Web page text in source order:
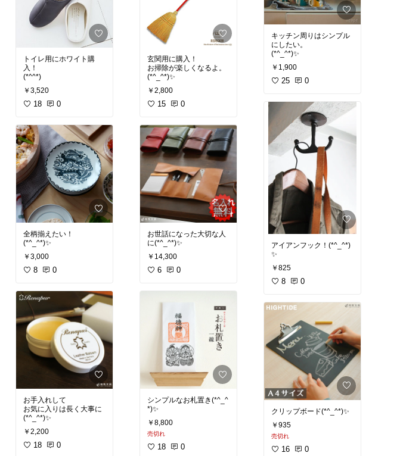
トイレ用にホワイト購
入！
(*^^*)
￥3,520
18 0
全柄揃えたい！
(*^_^*)✨
￥3,000
8 0
お手入れして
お気に入りは長く大事に
(*^_^*)✨
￥2,200
18 0
玄関用に購入！
お掃除が楽しくなるよ。
(*^_^*)✨
￥2,800
15 0
お世話になった大切な人
に(*^_^*)✨
￥14,300
6 0
シンプルなお札置き(*^_^
*)✨
￥8,800
売切れ
18 0
キッチン周りはシンプル
にしたい。
(*^_^*)✨
￥1,900
25 0
アイアンフック！(*^_^*)
✨
￥825
8 0
クリップボード(*^_^*)✨
￥935
売切れ
16 0